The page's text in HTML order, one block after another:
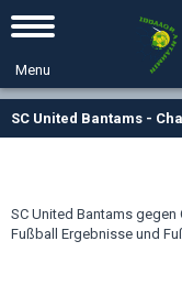
SC United Bantams -
SC United Bantams
Fußball Ergebnisse und